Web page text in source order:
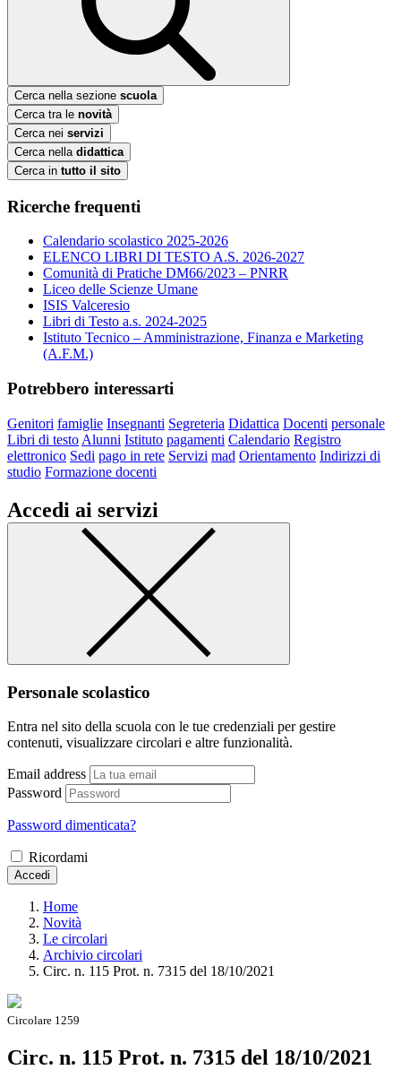
Cerca nella sezione scuola
Cerca tra le novità
Cerca nei servizi
Cerca nella didattica
Cerca in tutto il sito
Ricerche frequenti
Calendario scolastico 2025-2026
ELENCO LIBRI DI TESTO A.S. 2026-2027
Comunità di Pratiche DM66/2023 – PNRR
Liceo delle Scienze Umane
ISIS Valceresio
Libri di Testo a.s. 2024-2025
Istituto Tecnico – Amministrazione, Finanza e Marketing
(A.F.M.)
Potrebbero interessarti
Genitori famiglie Insegnanti Segreteria Didattica Docenti personale
Libri di testo Alunni Istituto pagamenti Calendario Registro
elettronico Sedi pago in rete Servizi mad Orientamento Indirizzi di
studio Formazione docenti
Accedi ai servizi
Personale scolastico
Entra nel sito della scuola con le tue credenziali per gestire
contenuti, visualizzare circolari e altre funzionalità.
Email address
Password
Password dimenticata?
Ricordami
Accedi
Home
Novità
Le circolari
Archivio circolari
Circ. n. 115 Prot. n. 7315 del 18/10/2021
Circolare 1259
Circ. n. 115 Prot. n. 7315 del 18/10/2021